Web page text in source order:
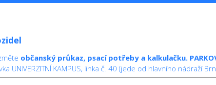
občanský průkaz, psací potřeby a kalkulačku.
UNIVERZITNÍ KAMPUS, linka č. 40 (jede od hlavního nádraží